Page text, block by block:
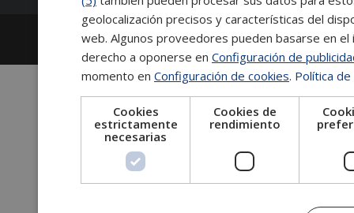
2026
Escuela de Posgrado de Salamanca
Información legal
Tablón de anuncios
geolocalización precisos y características del
web. Algunos proveedores pueden basarse en
derecho a oponerse en Configuración de
momento en Configuración de cookies. Política
Cookies
estrictamente
necesarias
Cookies de
rendimiento